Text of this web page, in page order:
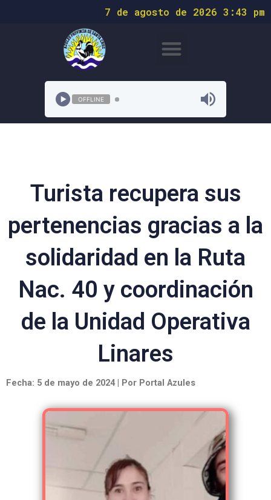
7 de agosto de 2026 3:43 pm
OFFLINE
Turista recupera sus
pertenencias gracias a la
solidaridad en la Ruta
Nac. 40 y coordinación
de la Unidad Operativa
Linares
Fecha: 5 de mayo de 2024 | Por Portal Azules